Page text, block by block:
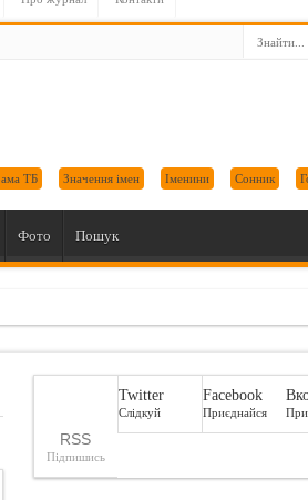
Сонник
Іменини
Значення імен
ТБ
Фото Пошук
RSS
Підпишись
Twitter
Слідкуй
Facebook
Приєднайся